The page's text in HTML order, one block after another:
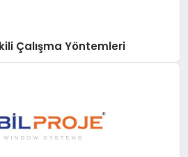
Çalışma Yöntemleri